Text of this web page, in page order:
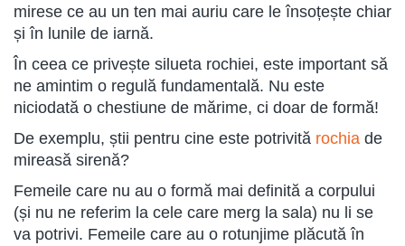
mirese ce au un ten mai auriu care le însoțește chiar
și în lunile de iarnă.
În ceea ce privește silueta rochiei, este important să
ne amintim o regulă fundamentală. Nu este
niciodată o chestiune de mărime, ci doar de formă!
De exemplu, știi pentru cine este potrivită rochia de
mireasă sirenă?
Femeile care nu au o formă mai definită a corpului
(și nu ne referim la cele care merg la sala) nu li se
va potrivi. Femeile care au o rotunjime plăcută în